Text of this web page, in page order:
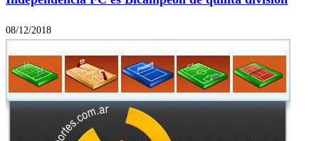
08/12/2018